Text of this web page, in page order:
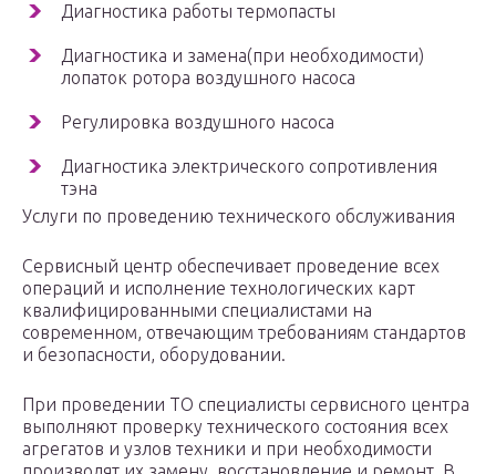
Диагностика работы термопасты
Диагностика и замена(при необходимости)
лопаток ротора воздушного насоса
Регулировка воздушного насоса
Диагностика электрического сопротивления
тэна
Услуги по проведению технического обслуживания
Сервисный центр обеспечивает проведение всех
операций и исполнение технологических карт
квалифицированными специалистами на
современном, отвечающим требованиям стандартов
и безопасности, оборудовании.
При проведении ТО специалисты сервисного центра
выполняют проверку технического состояния всех
агрегатов и узлов техники и при необходимости